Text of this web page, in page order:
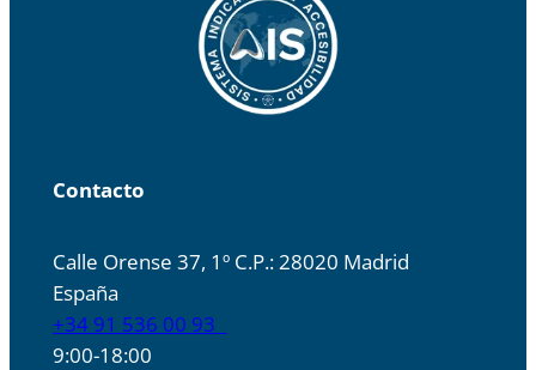
Contacto
Calle Orense 37, 1º C.P.: 28020 Madrid
España
+34 91 536 00 93
9:00-18:00